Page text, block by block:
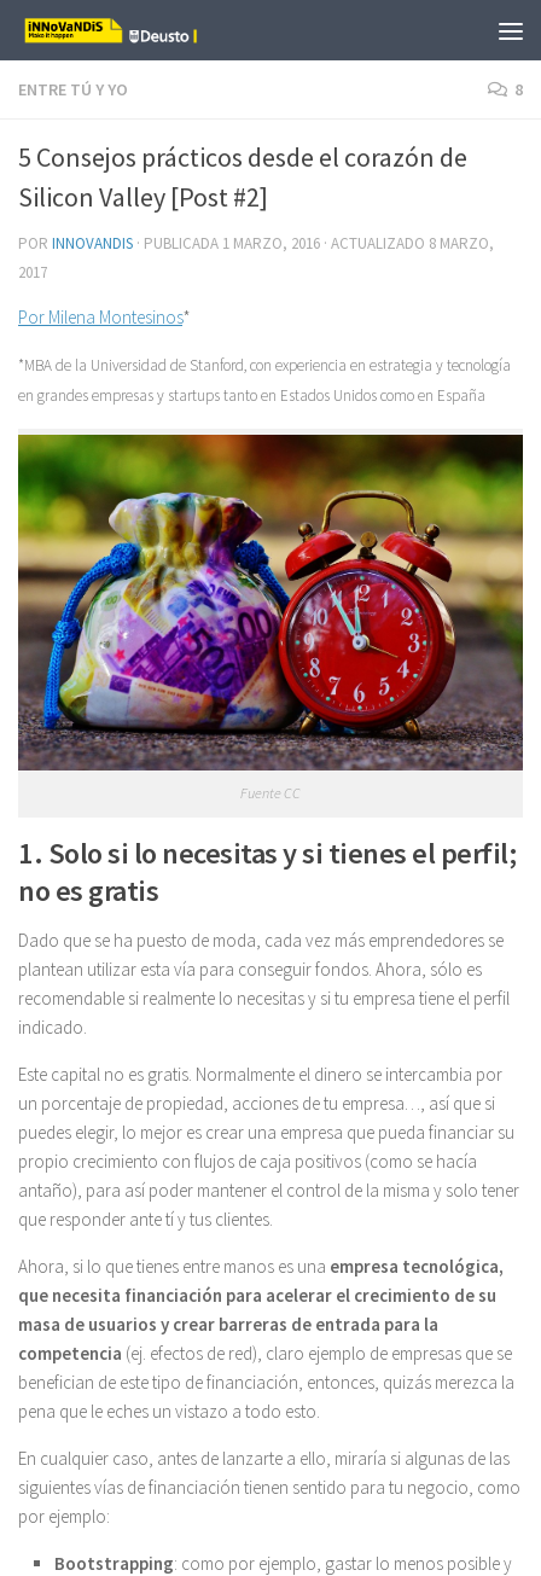
Saltar al contenido
ENTRE TÚ Y YO 8
5 Consejos prácticos desde el corazón de
Silicon Valley [Post #2]
POR INNOVANDIS · PUBLICADA 1 MARZO, 2016 · ACTUALIZADO 8 MARZO,
2017
Por Milena Montesinos*
*MBA de la Universidad de Stanford, con experiencia en estrategia y tecnología
en grandes empresas y startups tanto en Estados Unidos como en España
Fuente CC
1. Solo si lo necesitas y si tienes el perfil;
no es gratis
Dado que se ha puesto de moda, cada vez más emprendedores se
plantean utilizar esta vía para conseguir fondos. Ahora, sólo es
recomendable si realmente lo necesitas y si tu empresa tiene el perfil
indicado.
Este capital no es gratis. Normalmente el dinero se intercambia por
un porcentaje de propiedad, acciones de tu empresa…, así que si
puedes elegir, lo mejor es crear una empresa que pueda financiar su
propio crecimiento con flujos de caja positivos (como se hacía
antaño), para así poder mantener el control de la misma y solo tener
que responder ante tí y tus clientes.
Ahora, si lo que tienes entre manos es una empresa tecnológica,
que necesita financiación para acelerar el crecimiento de su
masa de usuarios y crear barreras de entrada para la
competencia (ej. efectos de red), claro ejemplo de empresas que se
benefician de este tipo de financiación, entonces, quizás merezca la
pena que le eches un vistazo a todo esto.
En cualquier caso, antes de lanzarte a ello, miraría si algunas de las
siguientes vías de financiación tienen sentido para tu negocio, como
por ejemplo:
Bootstrapping: como por ejemplo, gastar lo menos posible y